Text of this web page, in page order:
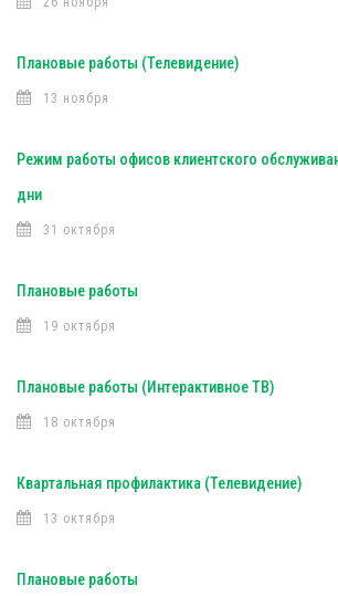
Плановые работы (Телевидение)
13 ноября
Режим работы офисов клиентского
дни
31 октября
Плановые работы
19 октября
Плановые работы (Интерактивное ТВ)
18 октября
Квартальная профилактика (Телевидение)
13 октября
Плановые работы